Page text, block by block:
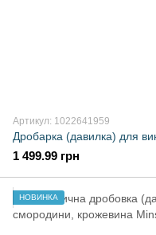
Артикул: 1022641959
Дробарка (давилка) для
1 499.99 грн
НОВИНКА